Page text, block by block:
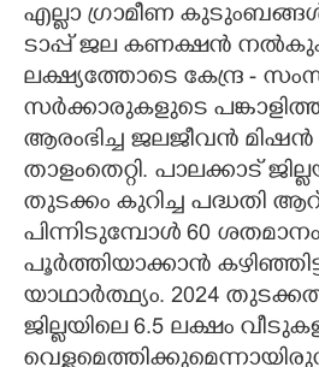
CARTOONS
LITERATURE
ZOOM
CONTACT US
എല്ലാ ഗ്രാമീണ
ടാപ്പ് ജല കണക്ഷൻ
ലക്ഷ്യത്തോടെ കേന്ദ്ര -
സർക്കാരുകളുടെ
ആരംഭിച്ച ജലജീവൻ മിഷൻ
താളംതെറ്റി. പാലക്കാട്
തുടക്കം കുറിച്ച പദ്ധതി
പിന്നിടുമ്പോൾ 60
പൂർത്തിയാക്കാൻ
യാഥാർത്ഥ്യം. 2024
ജില്ലയിലെ 6.5 ലക്ഷം